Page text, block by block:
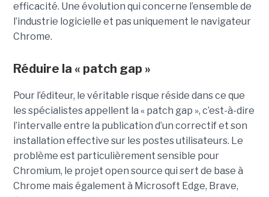
efficacité. Une évolution qui concerne l’ensemble de
l’industrie logicielle et pas uniquement le navigateur
Chrome.
Réduire la « patch gap »
Pour l’éditeur, le véritable risque réside dans ce que
les spécialistes appellent la « patch gap », c’est-à-dire
l’intervalle entre la publication d’un correctif et son
installation effective sur les postes utilisateurs. Le
problème est particulièrement sensible pour
Chromium, le projet open source qui sert de base à
Chrome mais également à Microsoft Edge, Brave,